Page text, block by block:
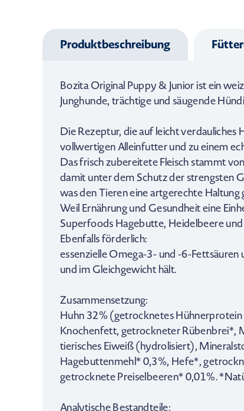
Produktbeschreibung
Bozita Original Puppy & Junior ist ein
Junghunde, trächtige und säugende
Die Rezeptur, die auf leicht verdauliches
vollwertigen Alleinfutter und zu einem
Das frisch zubereitete Fleisch stammt
damit unter dem Schutz der strengsten
was den Tieren eine artgerechte Haltung
Weil Ernährung und Gesundheit eine
Superfoods Hagebutte, Heidelbeere und
Ebenfalls förderlich:
essenzielle Omega-3- und -6-
und im Gleichgewicht hält.
Zusammensetzung:
Huhn 32% (getrocknetes
Knochenfett, getrockneter Rübenbrei*,
tierisches Eiweiß (hydrolisiert),
Hagebuttenmehl* 0,3%, Hefe*,
getrocknete Preiselbeeren* 0,01%.
Analytische Bestandteile: